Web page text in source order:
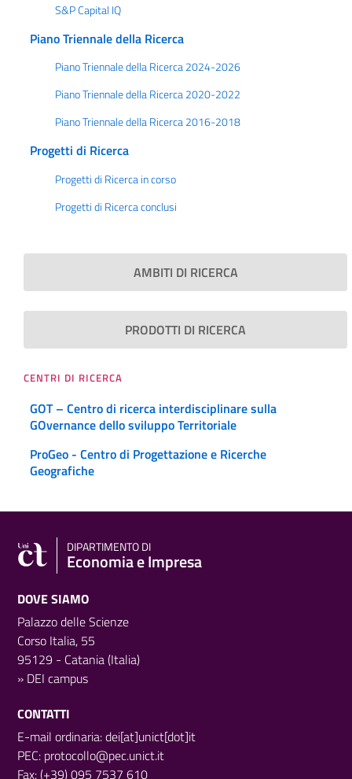
S&P Capital IQ
Piano Triennale della Ricerca
Piano Triennale della Ricerca 2024-2026
Piano Triennale della Ricerca 2020-2022
Piano Triennale della Ricerca 2016-2018
Progetti di Ricerca
Progetti di Ricerca in corso
Progetti di Ricerca conclusi
AMBITI DI RICERCA
PRODOTTI DI RICERCA
CENTRI DI RICERCA
GOT – Centro di ricerca interdisciplinare sulla
GOvernance dello sviluppo Territoriale
ProGeo - Centro di Progettazione e Ricerche
Geografiche
DIPARTIMENTO DI
Economia e Impresa
DOVE SIAMO
Palazzo delle Scienze
Corso Italia, 55
95129 - Catania (Italia)
» DEI campus
CONTATTI
E-mail ordinaria: dei[at]unict[dot]it
PEC: protocollo@pec.unict.it
Fax: (+39) 095 7537 610